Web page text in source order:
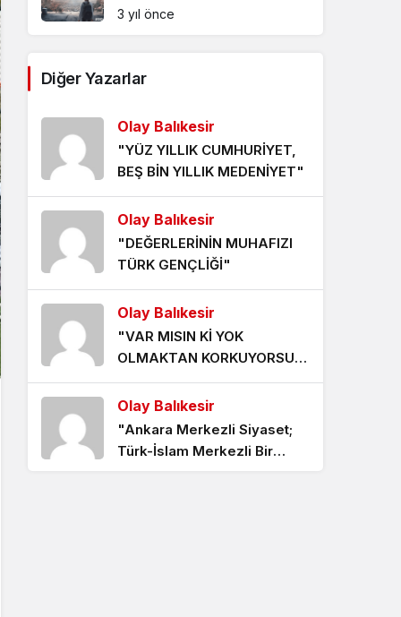
3 yıl önce
Diğer Yazarlar
Olay Balıkesir
"YÜZ YILLIK CUMHURİYET,
BEŞ BİN YILLIK MEDENİYET"
Olay Balıkesir
"DEĞERLERİNİN MUHAFIZI
TÜRK GENÇLİĞİ"
Olay Balıkesir
"VAR MISIN Kİ YOK
OLMAKTAN KORKUYORSUN
?"
Olay Balıkesir
"Ankara Merkezli Siyaset;
Türk-İslam Merkezli Bir